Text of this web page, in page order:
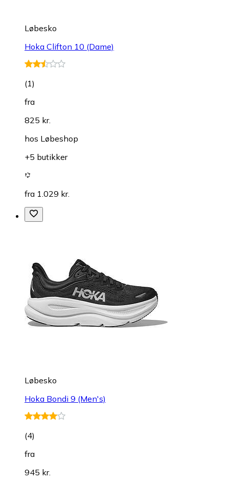
Løbesko
Hoka Clifton 10 (Dame)
(1)
fra
825 kr.
hos Løbeshop
+5 butikker
fra 1.029 kr.
Løbesko
Hoka Bondi 9 (Men's)
(4)
fra
945 kr.